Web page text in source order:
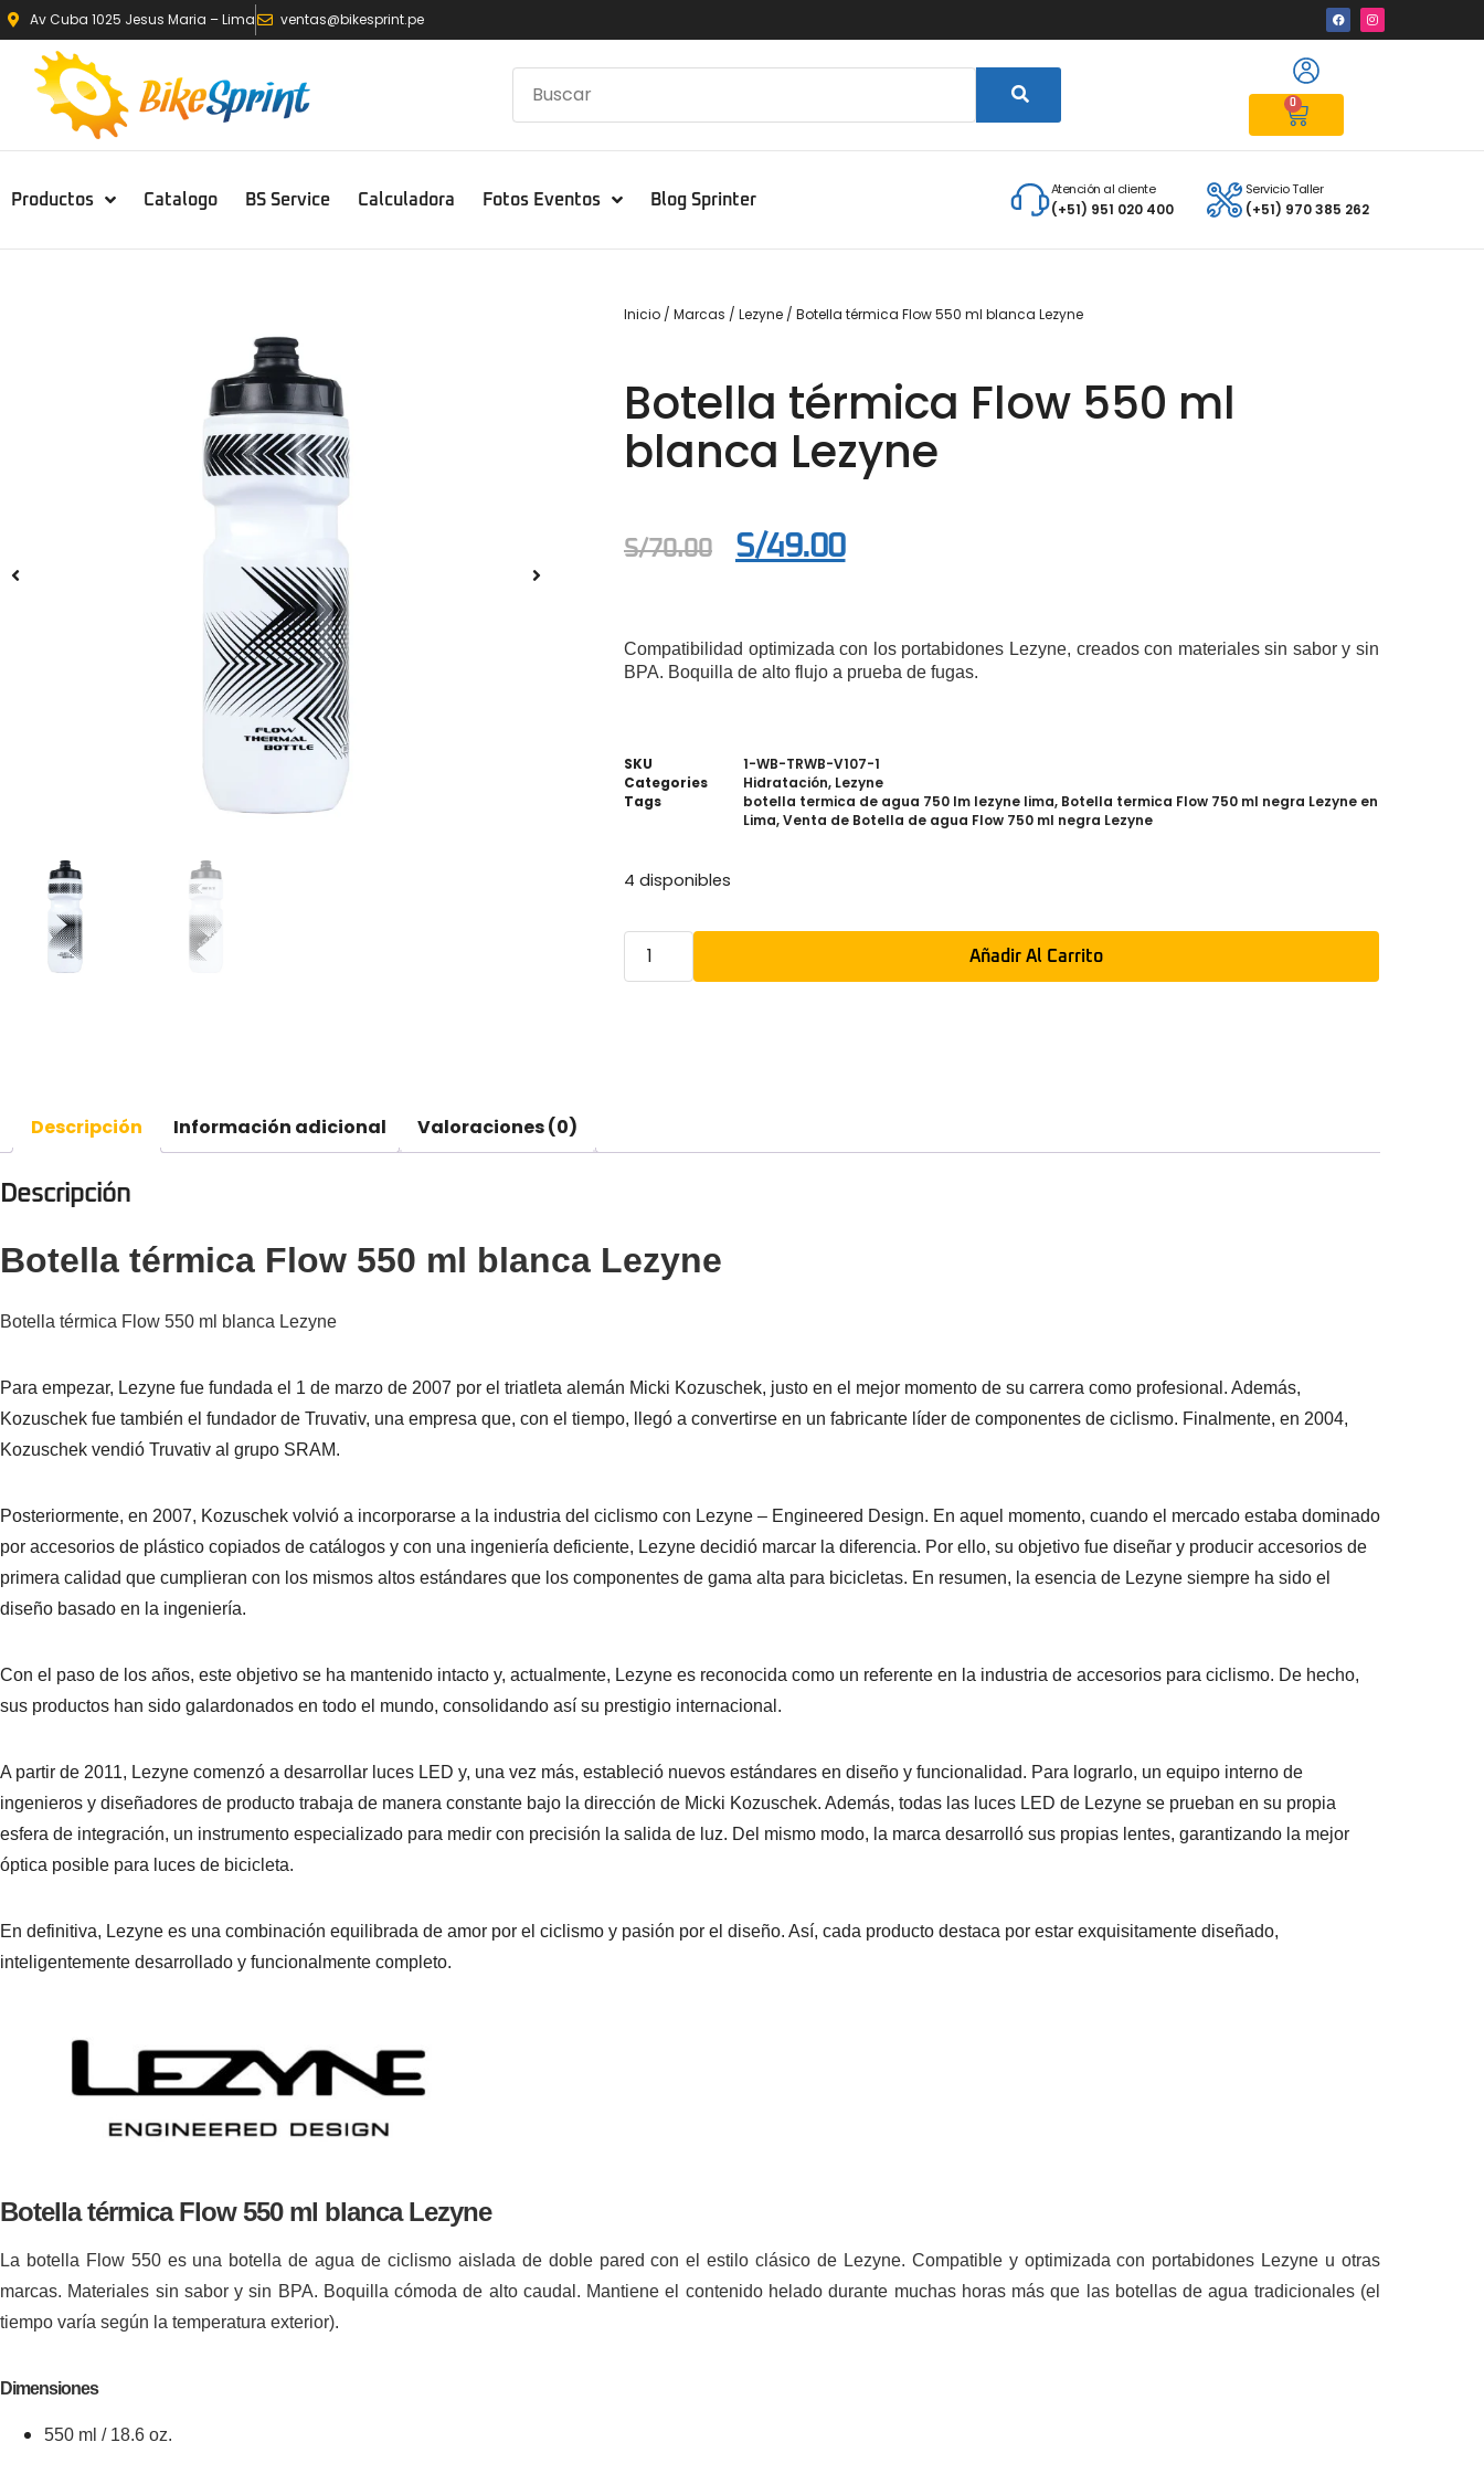
Av Cuba 1025 Jesus Maria – Lima ventas@bikesprint.pe
0
Productos Catalogo BS Service Calculadora Fotos Eventos Blog Sprinter
Atención al cliente
(+51) 951 020 400
Servicio Taller
(+51) 970 385 262
Inicio / Marcas / Lezyne / Botella térmica Flow 550 ml blanca Lezyne
Botella térmica Flow 550 ml
blanca Lezyne
S/70.00 S/49.00
Compatibilidad optimizada con los portabidones Lezyne, creados con materiales sin sabor y sin
BPA. Boquilla de alto flujo a prueba de fugas.
SKU
1-WB-TRWB-V107-1
Categories
Hidratación, Lezyne
Tags
botella termica de agua 750 lm lezyne lima, Botella termica Flow 750 ml negra Lezyne en
Lima,Venta de Botella de agua Flow 750 ml negra Lezyne
4 disponibles
Añadir Al Carrito
Descripción Información adicional Valoraciones (0)
Descripción
Botella térmica Flow 550 ml blanca Lezyne
Botella térmica Flow 550 ml blanca Lezyne
Para empezar, Lezyne fue fundada el 1 de marzo de 2007 por el triatleta alemán Micki Kozuschek, justo en el mejor momento de su carrera como profesional. Además,
Kozuschek fue también el fundador de Truvativ, una empresa que, con el tiempo, llegó a convertirse en un fabricante líder de componentes de ciclismo. Finalmente, en 2004,
Kozuschek vendió Truvativ al grupo SRAM.
Posteriormente, en 2007, Kozuschek volvió a incorporarse a la industria del ciclismo con Lezyne – Engineered Design. En aquel momento, cuando el mercado estaba dominado
por accesorios de plástico copiados de catálogos y con una ingeniería deficiente, Lezyne decidió marcar la diferencia. Por ello, su objetivo fue diseñar y producir accesorios de
primera calidad que cumplieran con los mismos altos estándares que los componentes de gama alta para bicicletas. En resumen, la esencia de Lezyne siempre ha sido el
diseño basado en la ingeniería.
Con el paso de los años, este objetivo se ha mantenido intacto y, actualmente, Lezyne es reconocida como un referente en la industria de accesorios para ciclismo. De hecho,
sus productos han sido galardonados en todo el mundo, consolidando así su prestigio internacional.
A partir de 2011, Lezyne comenzó a desarrollar luces LED y, una vez más, estableció nuevos estándares en diseño y funcionalidad. Para lograrlo, un equipo interno de
ingenieros y diseñadores de producto trabaja de manera constante bajo la dirección de Micki Kozuschek. Además, todas las luces LED de Lezyne se prueban en su propia
esfera de integración, un instrumento especializado para medir con precisión la salida de luz. Del mismo modo, la marca desarrolló sus propias lentes, garantizando la mejor
óptica posible para luces de bicicleta.
En definitiva, Lezyne es una combinación equilibrada de amor por el ciclismo y pasión por el diseño. Así, cada producto destaca por estar exquisitamente diseñado,
inteligentemente desarrollado y funcionalmente completo.
Botella térmica Flow 550 ml blanca Lezyne
La botella Flow 550 es una botella de agua de ciclismo aislada de doble pared con el estilo clásico de Lezyne. Compatible y optimizada con portabidones Lezyne u otras
marcas. Materiales sin sabor y sin BPA. Boquilla cómoda de alto caudal. Mantiene el contenido helado durante muchas horas más que las botellas de agua tradicionales (el
tiempo varía según la temperatura exterior).
Dimensiones
550 ml / 18.6 oz.